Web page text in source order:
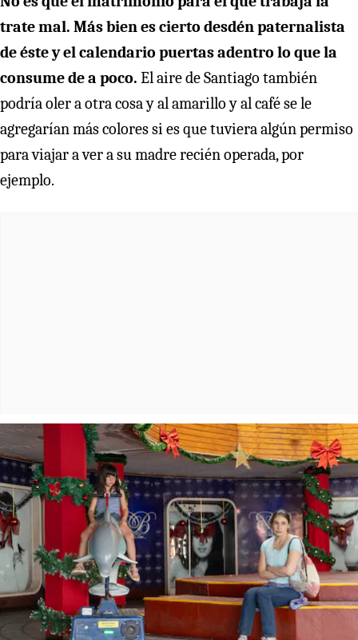
trate mal. Más bien es cierto desdén paternalista
de éste y el calendario puertas adentro lo que la
consume de a poco. El aire de Santiago también
podría oler a otra cosa y al amarillo y al café se le
agregarían más colores si es que tuviera algún permiso
para viajar a ver a su madre recién operada, por
ejemplo.